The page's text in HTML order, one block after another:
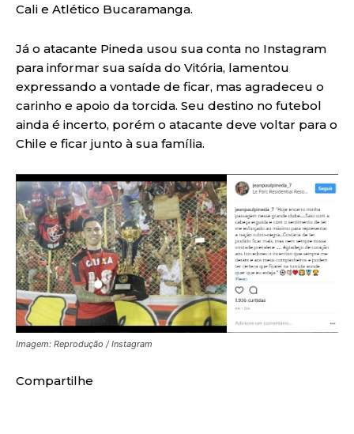
Cali e Atlético Bucaramanga.
Já o atacante Pineda usou sua conta no Instagram
para informar sua saída do Vitória, lamentou
expressando a vontade de ficar, mas agradeceu o
carinho e apoio da torcida. Seu destino no futebol
ainda é incerto, porém o atacante deve voltar para o
Chile e ficar junto à sua família.
Imagem: Reprodução / Instagram
Compartilhe